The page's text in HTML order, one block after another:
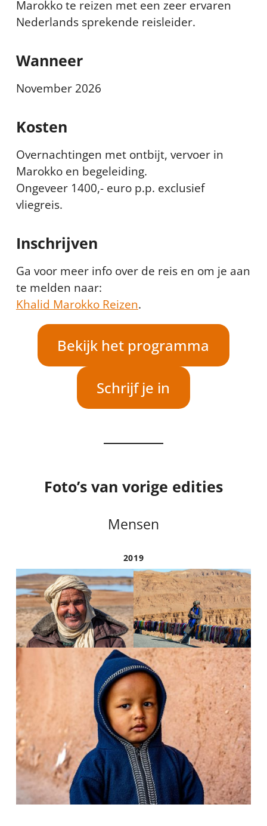
Marokko te reizen met een zeer ervaren
Nederlands sprekende reisleider.
Wanneer
November 2026
Kosten
Overnachtingen met ontbijt, vervoer in
Marokko en begeleiding.
Ongeveer 1400,- euro p.p. exclusief
vliegreis.
Inschrijven
Ga voor meer info over de reis en om je aan
te melden naar:
Khalid Marokko Reizen.
Bekijk het programma
Schrijf je in
Foto’s van vorige edities
Mensen
2019